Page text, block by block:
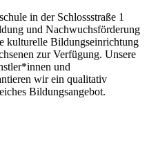
in der Schlossstraße 1
und Nachwuchsförderung
kulturelle Bildungseinrichtung
zur Verfügung. Unsere
und
wir ein qualitativ
Bildungsangebot.